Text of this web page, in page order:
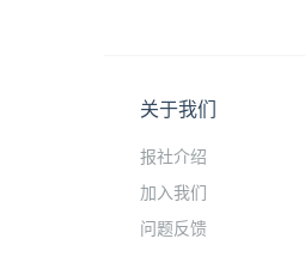
关于我们
报社介绍
加入我们
问题反馈